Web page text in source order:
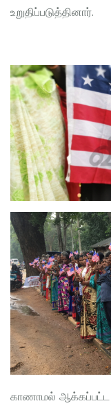
உறுதிப்படுத்தினார்.
காணாமல் ஆக்கப்பட்ட